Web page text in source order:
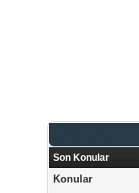
Son Konular
Konular